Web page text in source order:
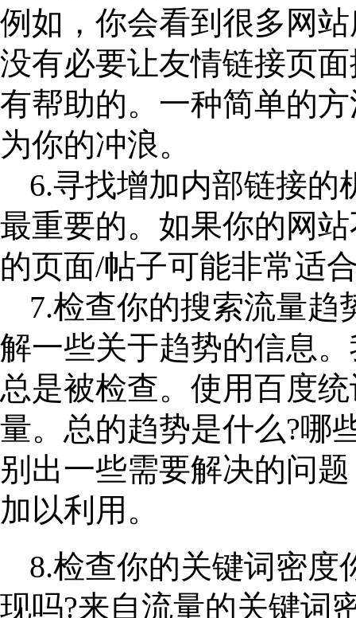
例如，你会看到很多网
没有必要让友情链接页
有帮助的。一种简单的
为你的冲浪。
6.寻找增加内部链接
最重要的。如果你的网
的页面/帖子可能非常适
7.检查你的搜索流量
解一些关于趋势的信息
总是被检查。使用百度
量。总的趋势是什么?哪
别出一些需要解决的问
加以利用。
8.检查你的关键词密度
现吗?来自流量的关键词